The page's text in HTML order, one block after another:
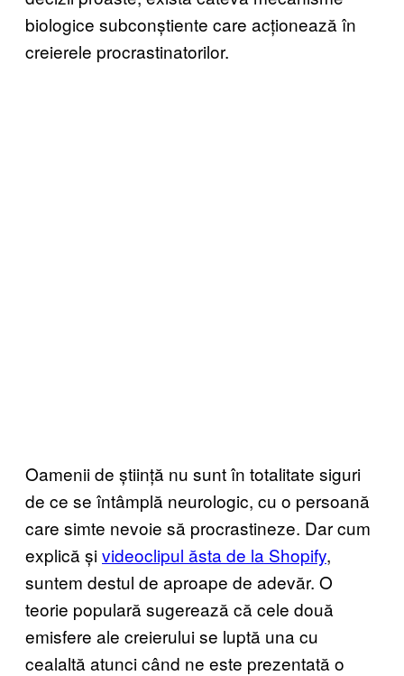
biologice subconștiente care acționează în
creierele procrastinatorilor.
Oamenii de știință nu sunt în totalitate siguri
de ce se întâmplă neurologic, cu o persoană
care simte nevoie să procrastineze. Dar cum
explică șivideoclipul ăsta de la Shopify,
suntem destul de aproape de adevăr. O
teorie populară sugerează că cele două
emisfere ale creierului se luptă una cu
cealaltă atunci când ne este prezentată o